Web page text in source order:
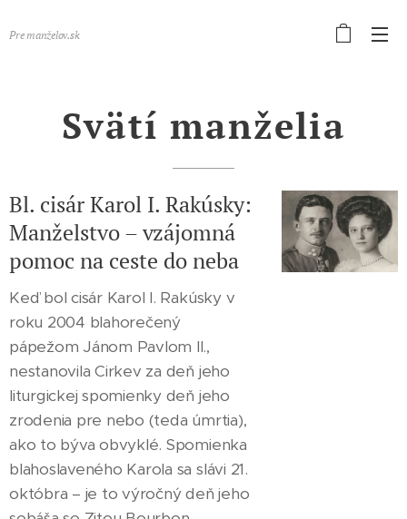
Pre manželov.sk
Svätí manželia
Bl. cisár Karol I. Rakúsky:
Manželstvo – vzájomná
pomoc na ceste do neba
Keď bol cisár Karol I. Rakúsky v
roku 2004 blahorečený
pápežom Jánom Pavlom II.,
nestanovila Cirkev za deň jeho
liturgickej spomienky deň jeho
zrodenia pre nebo (teda úmrtia),
ako to býva obvyklé. Spomienka
blahoslaveného Karola sa slávi 21.
októbra – je to výročný deň jeho